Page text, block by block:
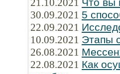
21.10.2021
30.09.2021 5
22.09.2021
10.09.2021 Этапы
26.08.2021
22.08.2021 Как